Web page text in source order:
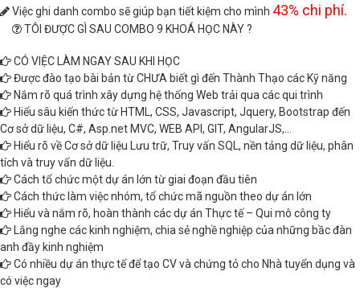
Việc ghi danh combo sẽ giúp bạn tiết kiệm cho mình 43% chi phí.
TÔI ĐƯỢC GÌ SAU COMBO 9 KHOÁ HỌC NÀY ?
CÓ VIỆC LÀM NGAY SAU KHI HỌC
Được đào tạo bài bản từ CHƯA biết gì đến Thành Thạo các Kỹ năng
Nắm rõ quá trình xây dựng hệ thống Web trải qua các qui trình
Hiểu sâu kiến thức từ HTML, CSS, Javascript, Jquery, Bootstrap đến
Cơ sở dữ liệu, C#, Asp.net MVC, WEB API, GIT, AngularJS,…
Hiểu rõ về Cơ sở dữ liệu Lưu trữ, Truy vấn SQL, nền tảng dữ liệu, phân
tích và truy vấn dữ liệu.
Cách tổ chức một dự án lớn từ giai đoạn đầu tiên
Cách thức làm việc nhóm, tổ chức mã nguồn theo dự án lớn
Hiểu và nắm rõ, hoàn thành các dự án Thực tế – Qui mô công ty
Lắng nghe các kinh nghiệm, chia sẻ nghề nghiệp của những bầc đàn
anh đầy kinh nghiệm
Có nhiều dự án thực tế để tạo CV và chứng tỏ cho Nhà tuyển dụng và
có việc ngay